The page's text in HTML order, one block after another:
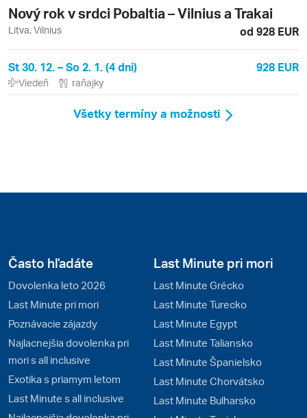
Nový rok v srdci Pobaltia – Vilnius a Trakai
Litva, Vilnius od 928 EUR
St 30. 12. – So 2. 1. (4 dni) 928 EUR
Viedeň raňajky
Všetky termíny a možnosti
Často hľadáte
Dovolenka leto 2026
Last Minute pri mori
Poznávacie zájazdy
Najlacnejšia dovolenka pri
mori s all inclusive
Exotika s priamym letom
Last Minute s all inclusive
Last Minute pri mori
Last Minute Grécko
Last Minute Turecko
Last Minute Egypt
Last Minute Taliansko
Last Minute Španielsko
Last Minute Chorvátsko
Last Minute Bulharsko